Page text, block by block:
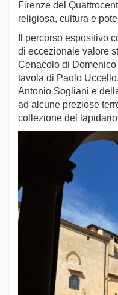
Firenze del
religiosa, cultura e
Il percorso espositivo
di eccezionale valore
Cenacolo di
tavola di Paolo
Antonio Sogliani e
ad alcune preziose
collezione del